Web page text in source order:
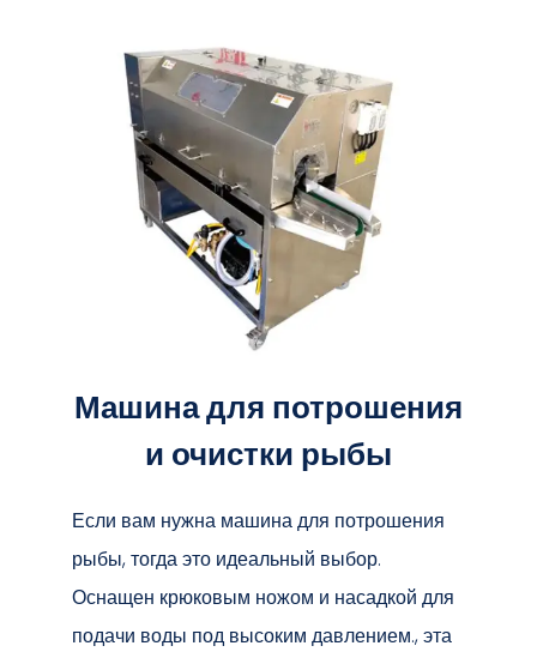
Машина для потрошения
и очистки рыбы
Если вам нужна машина для потрошения
рыбы, тогда это идеальный выбор.
Оснащен крюковым ножом и насадкой для
подачи воды под высоким давлением., эта